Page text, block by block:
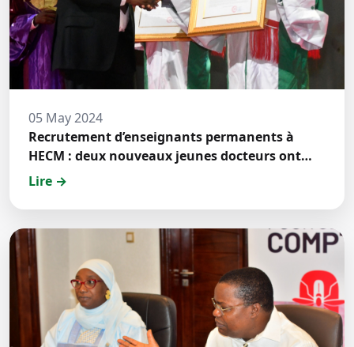
05 May 2024
Recrutement d’enseignants permanents à
HECM : deux nouveaux jeunes docteurs ont
prêté́ serment
Lire →